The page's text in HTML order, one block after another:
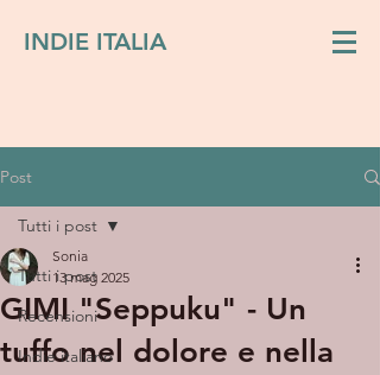
INDIE ITALIA
Post
Tutti i post
Recensioni
Indie italiano
Tutti i post
GIMI "Seppuku" - Un
tuffo nel dolore e nella
Sonia
13 mag 2025